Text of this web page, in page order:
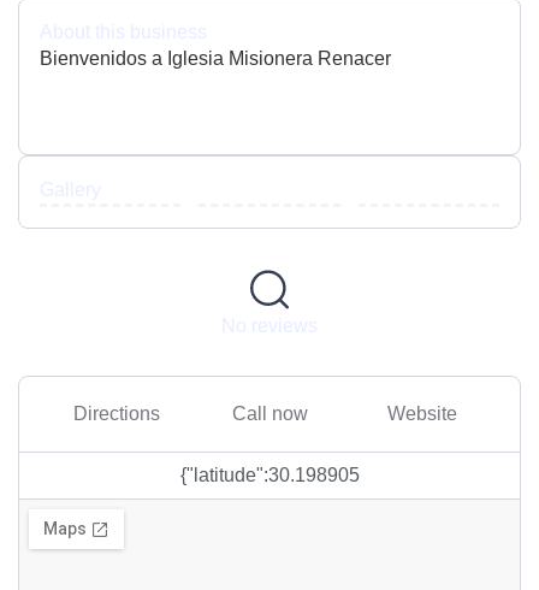
About this business
Bienvenidos a Iglesia Misionera Renacer
Gallery
No reviews
Directions Call now Website
{"latitude":30.198905